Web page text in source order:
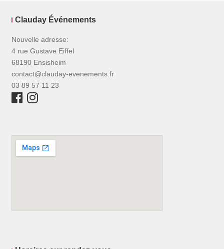
Clauday Événements
Nouvelle adresse:
4 rue Gustave Eiffel
68190 Ensisheim
contact@clauday-evenements.fr
03 89 57 11 23